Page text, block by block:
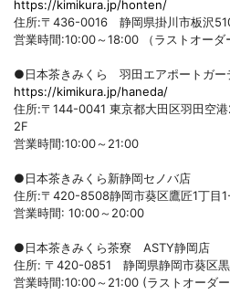
https://kimikura.jp/honten/
住所:〒436-0016 静岡県掛川市板沢
営業時間:10:00～18:00 （ラストオーダ
●日本茶きみくら 羽田エアポートガー
https://kimikura.jp/haneda/
住所:〒144-0041 東京都大田区羽田空
2F
営業時間:10:00～21:00
●日本茶きみくら新静岡セノバ店
住所:〒420-8508静岡市葵区鷹匠1丁目
営業時間: 10:00～20:00
●日本茶きみくら茶寮 ASTY静岡店
住所: 〒420-0851 静岡県静岡市葵区
営業時間:10:00～21:00 (ラストオーダ